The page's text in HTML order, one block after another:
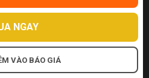
NGAY
VÀO BÁO GIÁ